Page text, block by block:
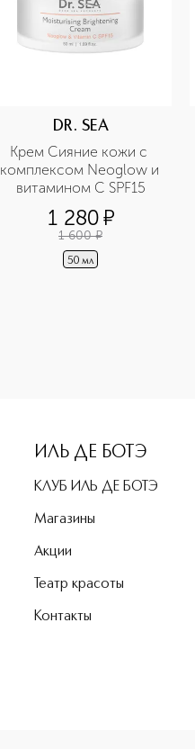
DR. SEA
Крем Сияние кожи с
комплексом Neoglow и
витамином С SPF15
1 280¤
1 600 ¤
50 мл
ИЛЬ ДЕ БОТЭ
КЛУБ ИЛЬ ДЕ БОТЭ
Магазины
Акции
Театр красоты
Контакты